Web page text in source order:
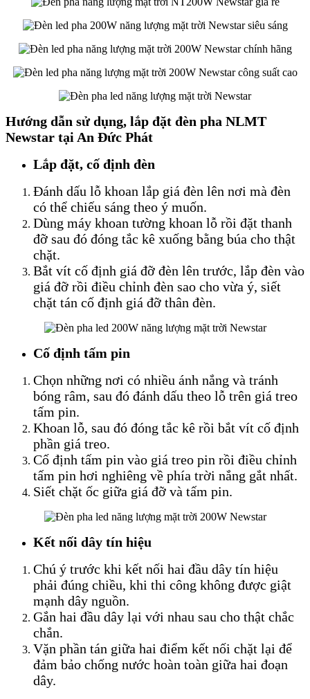
Hướng dẫn sử dụng, lắp đặt đèn pha NLMT
Newstar tại An Đức Phát
Lắp đặt, cố định đèn
Đánh dấu lỗ khoan lắp giá đèn lên nơi mà đèn
có thể chiếu sáng theo ý muốn.
Dùng máy khoan tường khoan lỗ rồi đặt thanh
đỡ sau đó đóng tắc kê xuống bằng búa cho thật
chặt.
Bắt vít cố định giá đỡ đèn lên trước, lắp đèn vào
giá đỡ rồi điều chỉnh đèn sao cho vừa ý, siết
chặt tán cố định giá đỡ thân đèn.
Cố định tấm pin
Chọn những nơi có nhiều ánh nắng và tránh
bóng râm, sau đó đánh dấu theo lỗ trên giá treo
tấm pin.
Khoan lỗ, sau đó đóng tắc kê rồi bắt vít cố định
phần giá treo.
Cố định tấm pin vào giá treo pin rồi điều chỉnh
tấm pin hơi nghiêng về phía trời nắng gắt nhất.
Siết chặt ốc giữa giá đỡ và tấm pin.
Kết nối dây tín hiệu
Chú ý trước khi kết nối hai đầu dây tín hiệu
phải đúng chiều, khi thi công không được giật
mạnh dây nguồn.
Gắn hai đầu dây lại với nhau sau cho thật chắc
chắn.
Vặn phần tán giữa hai điểm kết nối chặt lại để
đảm bảo chống nước hoàn toàn giữa hai đoạn
dây.